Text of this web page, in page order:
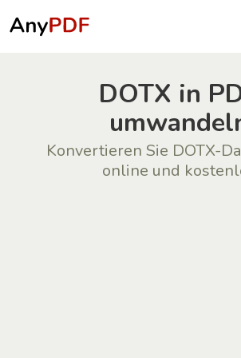
DOTX in
Konvertieren Sie DOTX-
online und